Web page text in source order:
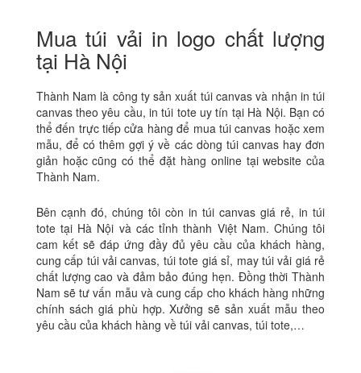
Mua túi vải in logo chất lượng
tại Hà Nội
Thành Nam là công ty sản xuất túi canvas và nhận in túi
canvas theo yêu cầu, in túi tote uy tín tại Hà Nội. Bạn có
thể đến trực tiếp cửa hàng để mua túi canvas hoặc xem
mẫu, để có thêm gợi ý về các dòng túi canvas hay đơn
giản hoặc cũng có thể đặt hàng online tại website của
Thành Nam.
Bên cạnh đó, chúng tôi còn in túi canvas giá rẻ, in túi
tote tại Hà Nội và các tỉnh thành Việt Nam. Chúng tôi
cam kết sẽ đáp ứng đầy đủ yêu cầu của khách hàng,
cung cấp túi vải canvas, túi tote giá sỉ, may túi vải giá rẻ
chất lượng cao và đảm bảo đúng hẹn. Đồng thời Thành
Nam sẽ tư vấn mẫu và cung cấp cho khách hàng những
chính sách giá phù hợp. Xưởng sẽ sản xuất mẫu theo
yêu cầu của khách hàng về túi vải canvas, túi tote,…